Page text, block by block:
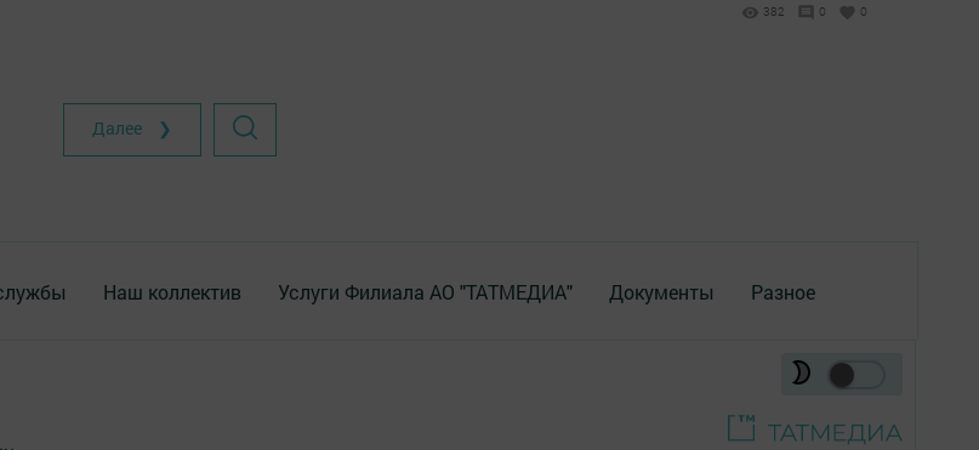
382 0 0
Далее ❯
Наш коллектив Услуги Филиала АО "ТАТМЕДИА" Документы Разное